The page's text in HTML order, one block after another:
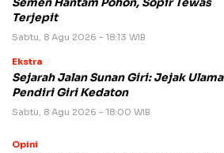
Semen Hantam Pohon, Sopir Tewas
Terjepit
Sabtu, 8 Agu 2026 - 18:13 WIB
Ekstra
Sejarah Jalan Sunan Giri: Jejak Ulama
Pendiri Giri Kedaton
Sabtu, 8 Agu 2026 - 18:00 WIB
Opini